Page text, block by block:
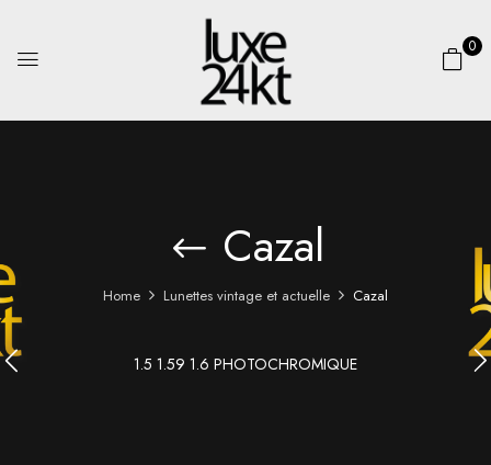
0
Cazal
Home Lunettes vintage et actuelle Cazal
1.5 1.59 1.6 PHOTOCHROMIQUE